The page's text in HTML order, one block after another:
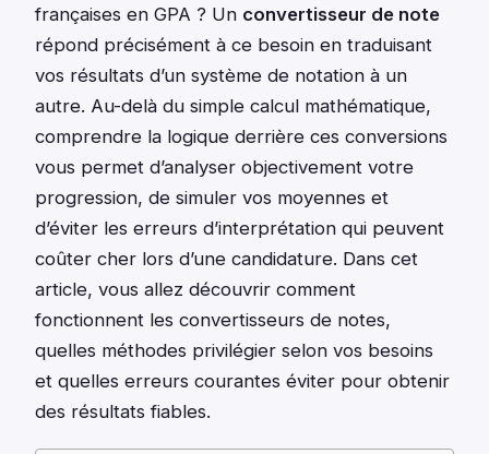
françaises en GPA ? Un convertisseur de note
répond précisément à ce besoin en traduisant
vos résultats d’un système de notation à un
autre. Au-delà du simple calcul mathématique,
comprendre la logique derrière ces conversions
vous permet d’analyser objectivement votre
progression, de simuler vos moyennes et
d’éviter les erreurs d’interprétation qui peuvent
coûter cher lors d’une candidature. Dans cet
article, vous allez découvrir comment
fonctionnent les convertisseurs de notes,
quelles méthodes privilégier selon vos besoins
et quelles erreurs courantes éviter pour obtenir
des résultats fiables.